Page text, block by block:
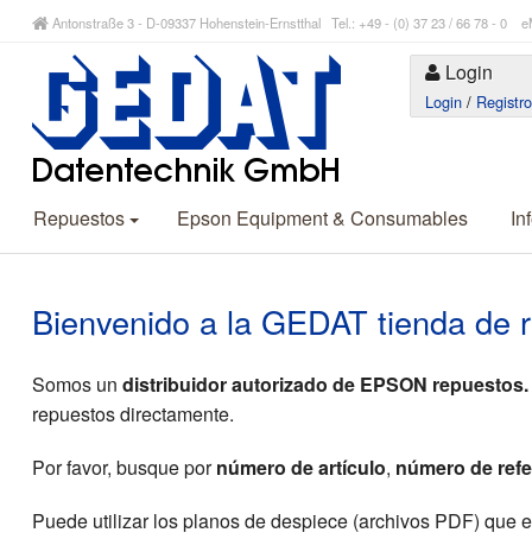
Antonstraße 3 - D-09337 Hohenstein-Ernstthal Tel.: +49 - (0) 37 23 / 66 78 - 0
Login
Login / Registro
Repuestos Epson Equipment & Consumables
Bienvenido a la GEDAT tienda de
Somos un distribuidor autorizado de EPSON repuestos.
repuestos directamente.
Por favor, busque pornúmero de artículo, número de
Puede utilizar los planos de despiece (archivos PDF) que